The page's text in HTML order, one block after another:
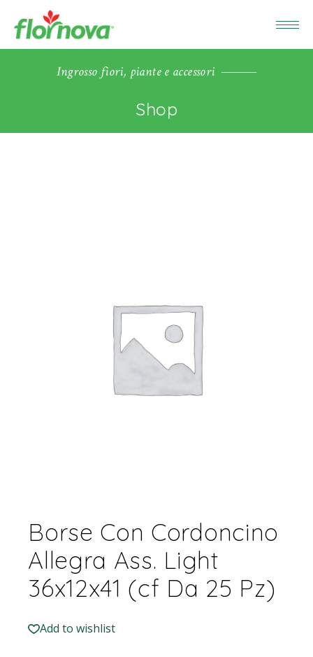
Ingrosso fiori, piante e accessori
Shop
Borse Con Cordoncino
Allegra Ass. Light
36x12x41 (cf Da 25 Pz)
Add to wishlist